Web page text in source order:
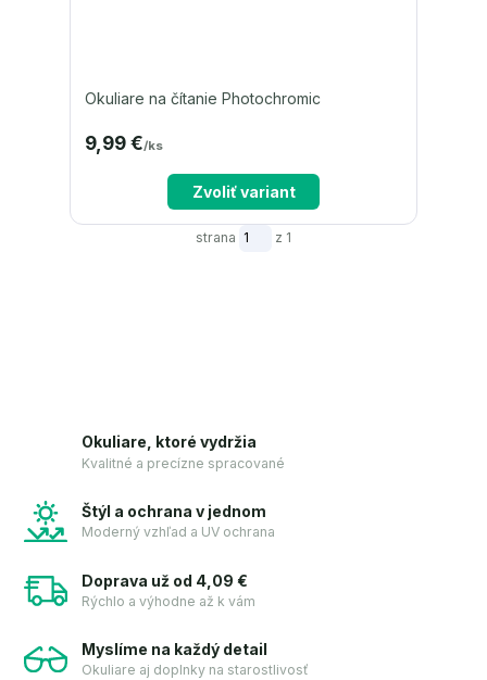
Okuliare na čítanie Photochromic
9,99 €/ks
Zvoliť variant
strana z 1
Okuliare, ktoré vydržia
Kvalitné a precízne spracované
Štýl a ochrana v jednom
Moderný vzhľad a UV ochrana
Doprava už od 4,09 €
Rýchlo a výhodne až k vám
Myslíme na každý detail
Okuliare aj doplnky na starostlivosť